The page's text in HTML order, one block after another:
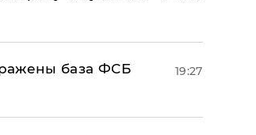
база ФСБ
19:27